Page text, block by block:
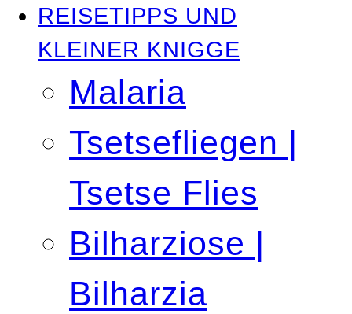
REISETIPPS UND
KLEINER KNIGGE
Malaria
Tsetsefliegen |
Tsetse Flies
Bilharziose |
Bilharzia